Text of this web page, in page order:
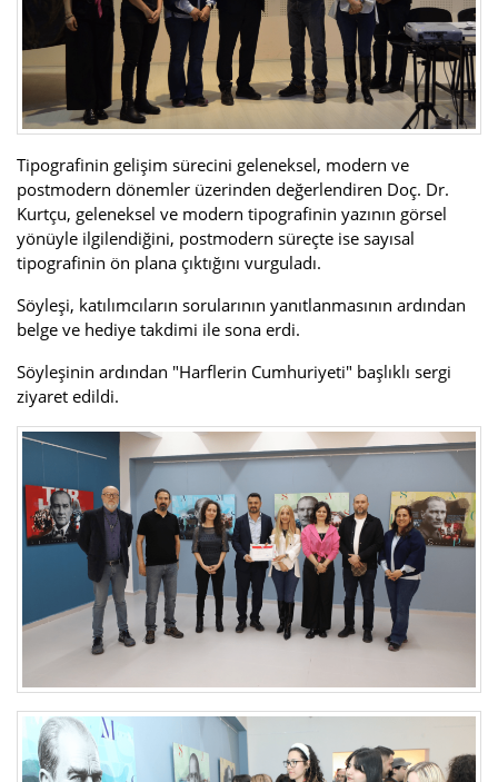
Tipografinin gelişim sürecini geleneksel, modern ve
postmodern dönemler üzerinden değerlendiren Doç. Dr.
Kurtçu, geleneksel ve modern tipografinin yazının görsel
yönüyle ilgilendiğini, postmodern süreçte ise sayısal
tipografinin ön plana çıktığını vurguladı.
Söyleşi, katılımcıların sorularının yanıtlanmasının ardından
belge ve hediye takdimi ile sona erdi.
Söyleşinin ardından "Harflerin Cumhuriyeti" başlıklı sergi
ziyaret edildi.